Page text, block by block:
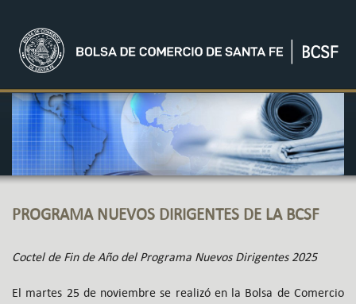
PROGRAMA NUEVOS DIRIGENTES DE LA BCSF
Coctel de Fin de Año del Programa Nuevos Dirigentes 2025
El martes 25 de noviembre se realizó en la Bolsa de Comercio